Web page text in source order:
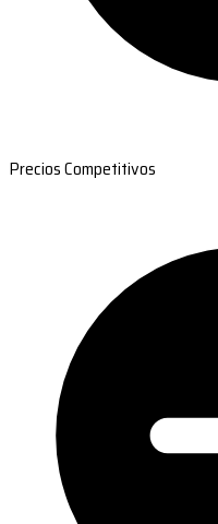
Precios Competitivos